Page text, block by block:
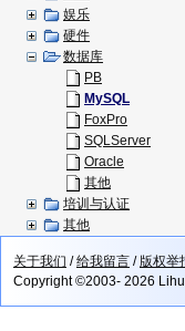
娱乐
硬件
数据库
PB
MySQL
FoxPro
SQLServer
Oracle
其他
培训与认证
其他
关于我们 /给我留言 /版权举
Copyright ©2003- 2026